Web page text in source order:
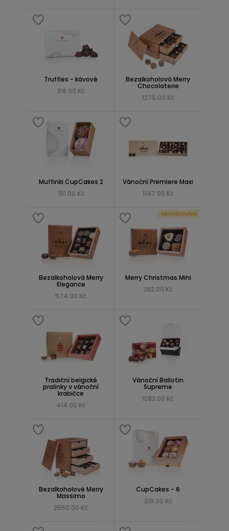
Truffles - kávové
318.00 Kč
Bezalkoholová Merry
Chocolaterie
1275.00 Kč
Muffinki CupCakes 2
191.00 Kč
Vánoční Premiere Maxi
1147.00 Kč
Bezalkoholová Merry
Elegance
574.00 Kč
GRAVÍROVÁNÍ
Merry Christmas Mini
382.00 Kč
Tradiční belgické
pralinky v vánoční
krabičce
414.00 Kč
Vánoční Ballotin
Supreme
1083.00 Kč
Bezalkoholové Merry
Massimo
2550.00 Kč
CupCakes - 6
319.00 Kč